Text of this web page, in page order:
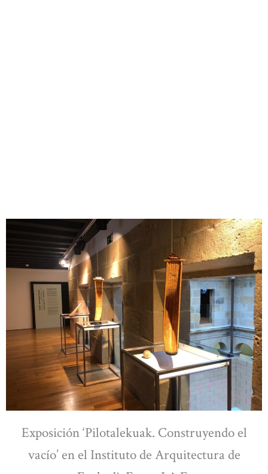
Exposición ‘Pilotalekuak. Construyendo el
vacío’ en el Instituto de Arquitectura de